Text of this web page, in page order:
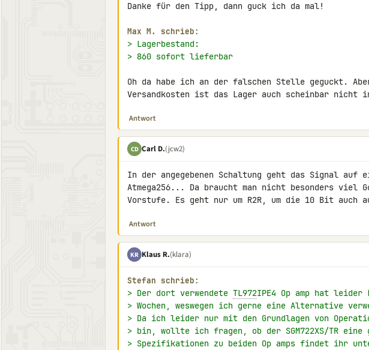
Danke für den Tipp, dann guck ich da mal!
Max M. schrieb:
> Lagerbestand:
> 860 sofort lieferbar
Oh da habe ich an der falschen Stelle geguckt.
Versandkosten ist das Lager auch scheinbar nicht
Antwort
CD Carl D.(jcw2)
In der angegebenen Schaltung geht das Signal auf
Atmega256... Da braucht man nicht besonders viel
Vorstufe. Es geht nur um R2R, um die 10 Bit auch
Antwort
KR Klaus R.(klara)
Stefan schrieb:
> Der dort verwendete TL972IPE4 Op amp hat
> Wochen, weswegen ich gerne eine Alternative
> Da ich leider nur mit den Grundlagen von
> bin, wollte ich fragen, ob der SGM722XS/TR
> Spezifikationen zu beiden Op amps findet ihr